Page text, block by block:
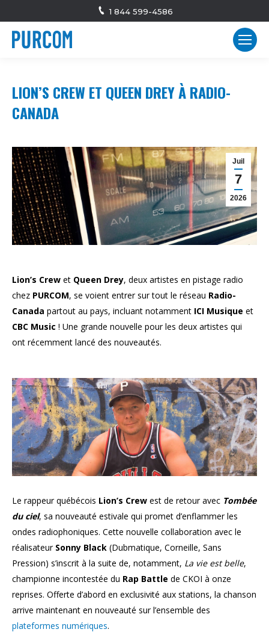
1 844 599-4586
LION’S CREW ET QUEEN DREY À RADIO-
CANADA
Juil
7
2026
Lion’s Crew et Queen Drey, deux artistes en pistage radio
chez PURCOM, se voient entrer sur tout le réseau Radio-
Canada partout au pays, incluant notamment ICI Musique et
CBC Music ! Une grande nouvelle pour les deux artistes qui
ont récemment lancé des nouveautés.
Le rappeur québécois Lion’s Crew est de retour avec Tombée
du ciel, sa nouveauté estivale qui promet d’enflammer les
ondes radiophoniques. Cette nouvelle collaboration avec le
réalisateur Sonny Black (Dubmatique, Corneille, Sans
Pression) s’inscrit à la suite de, notamment, La vie est belle,
championne incontestée du Rap Battle de CKOI à onze
reprises. Offerte d’abord en exclusivité aux stations, la chanson
arrive maintenant en nouveauté sur l’ensemble des
plateformes numériques.